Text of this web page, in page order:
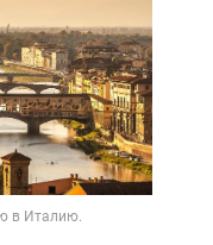
в Италию.